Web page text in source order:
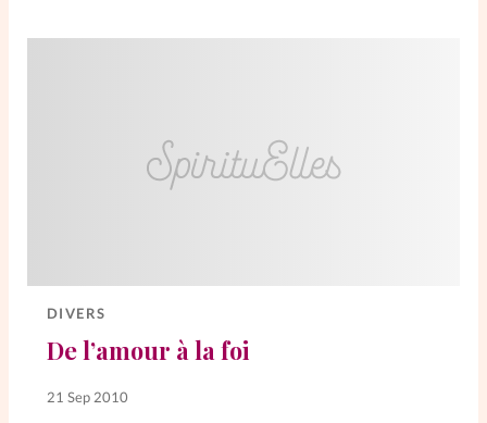
Lifestyle
Littérature
RelationnElles
Si(x) simple de...
SpirituElles
Vive la famille
DIVERS
De l’amour à la foi
21 Sep 2010